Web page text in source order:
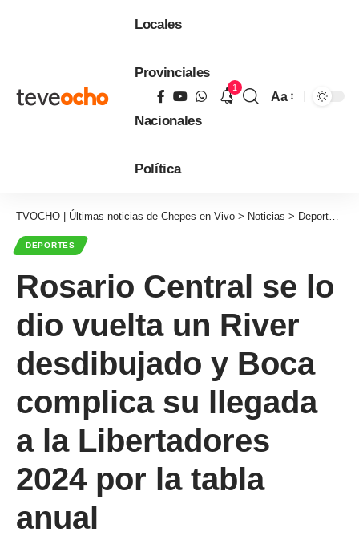
Locales
Provinciales
Nacionales
Política
1
Aa
TVOCHO | Últimas noticias de Chepes en Vivo > Noticias > Deportes
DEPORTES
Rosario Central se lo
dio vuelta un River
desdibujado y Boca
complica su llegada
a la Libertadores
2024 por la tabla
anual